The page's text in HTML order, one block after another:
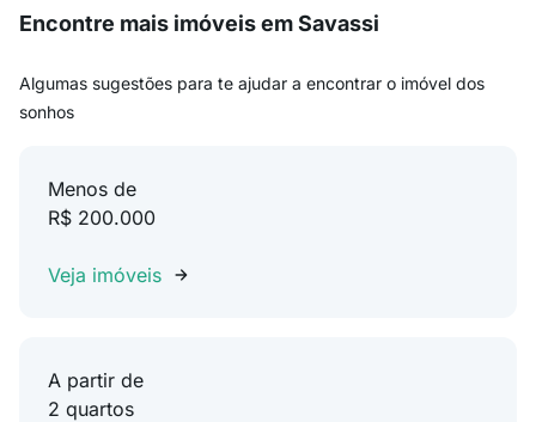
Encontre mais imóveis em Savassi
Algumas sugestões para te ajudar a encontrar o imóvel dos
sonhos
Menos de
R$ 200.000
Veja imóveis
A partir de
2 quartos